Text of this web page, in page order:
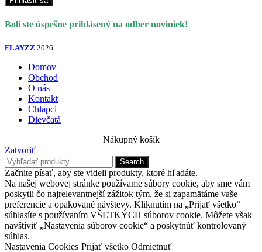
Boli ste úspešne prihlásený na odber noviniek!
FLAYZZ 2026
Domov
Obchod
O nás
Kontakt
Chlapci
Dievčatá
Nákupný košík
Zatvoriť
Search
Začnite písať, aby ste videli produkty, ktoré hľadáte.
Na našej webovej stránke používame súbory cookie, aby sme vám
poskytli čo najrelevantnejší zážitok tým, že si zapamätáme vaše
preferencie a opakované návštevy. Kliknutím na „Prijať všetko“
súhlasíte s používaním VŠETKÝCH súborov cookie. Môžete však
navštíviť „Nastavenia súborov cookie“ a poskytnúť kontrolovaný
súhlas.
Nastavenia Cookies Prijať všetko Odmietnuť